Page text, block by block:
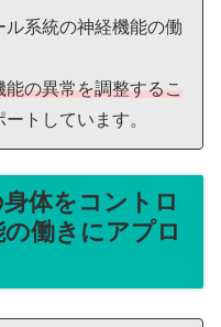
系統の神経機能の働
の異常を調整するこ
トしています。
体をコントロ
働きにアプロ